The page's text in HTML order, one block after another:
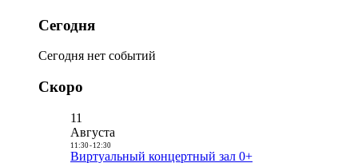
Сегодня
Сегодня нет событий
Скоро
11
Августа
11:30- 12:30
Виртуальный концертный зал 0+